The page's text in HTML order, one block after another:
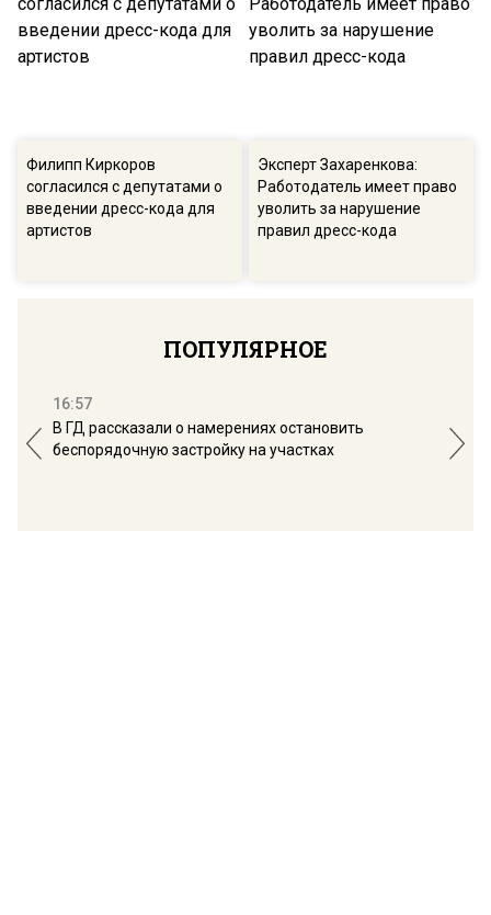
Филипп Киркоров
согласился с депутатами о
введении дресс-кода для
артистов
Эксперт Захаренкова:
Работодатель имеет право
уволить за нарушение
правил дресс-кода
ПОПУЛЯРНОЕ
16:57
В ГД рассказали о намерениях остановить
беспорядочную застройку на участках